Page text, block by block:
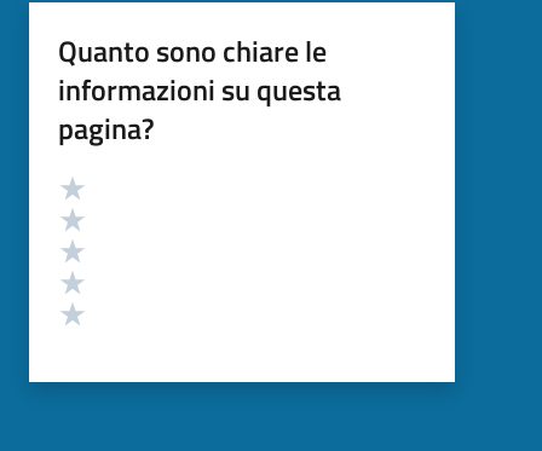
Quanto sono chiare le
informazioni su questa
pagina?
Valutazione